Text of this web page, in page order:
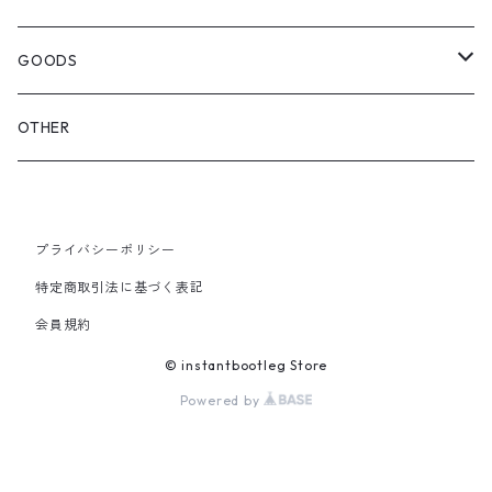
OTHER BAGS
CAP&HAT
GLOVES&SCARF
SHOULDER
SMALL BAG
GOODS
TOY
PINS& PINBACK
SOX
OTHER
プライバシーポリシー
特定商取引法に基づく表記
会員規約
© instantbootleg Store
Powered by